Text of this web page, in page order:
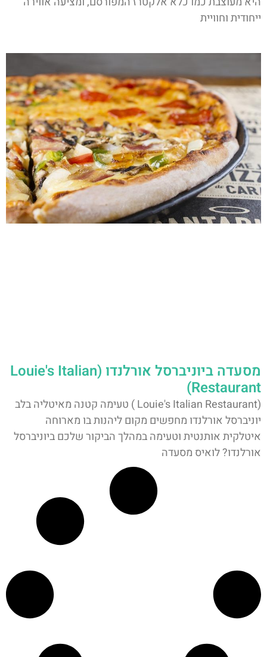
ייחודית וחוויית
מסעדה ביוניברסל אורלנדו (Louie's Italian
Restaurant)
(Louie's Italian Restaurant ) טעימה קטנה מאיטליה בלב
יוניברסל אורלנדו מחפשים מקום ליהנות בו מארוחה
איטלקית אותנטית וטעימה במהלך הביקור שלכם ביוניברסל
אורלנדו? לואיס מסעדה